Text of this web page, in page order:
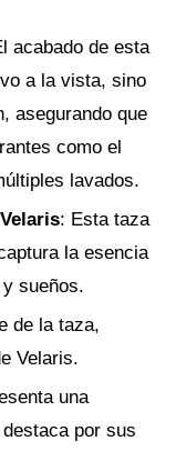
acabado de esta
a la vista, sino
asegurando que
como el
lavados.
: Esta taza
la esencia
sueños.
de la taza,
Velaris.
una
por sus